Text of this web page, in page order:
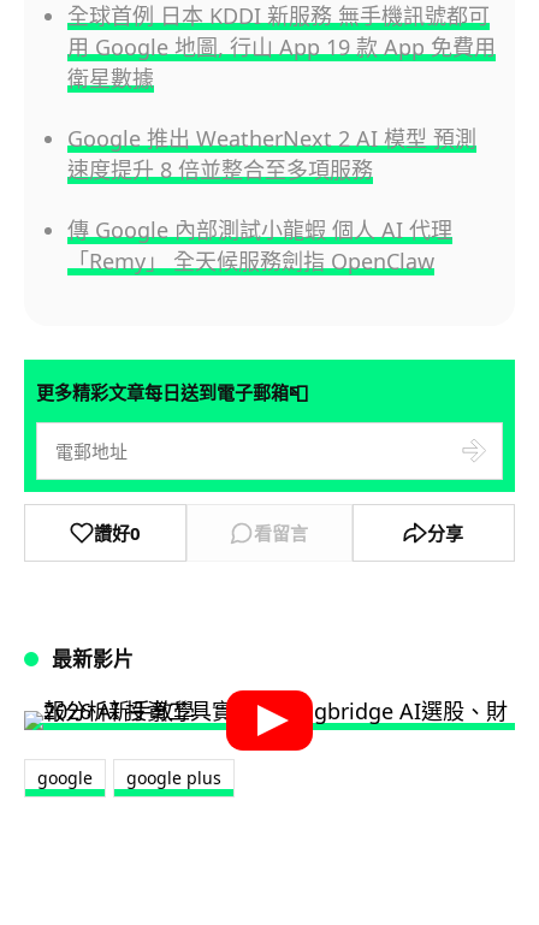
全球首例 日本 KDDI 新服務 無手機訊號都可
用 Google 地圖, 行山 App 19 款 App 免費用
衛星數據
Google 推出 WeatherNext 2 AI 模型 預測
速度提升 8 倍並整合至多項服務
傳 Google 內部測試小龍蝦 個人 AI 代理
「Remy」 全天候服務劍指 OpenClaw
更多精彩文章每日送到電子郵箱📮
讚好0 看留言 分享
最新影片
google google plus